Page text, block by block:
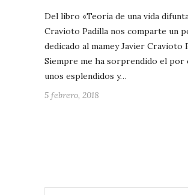
Del libro «Teoría de una vida
Cravioto Padilla nos comparte un
dedicado al mamey Javier Cravioto
Siempre me ha sorprendido el por
unos esplendidos y…
5 febrero, 2018